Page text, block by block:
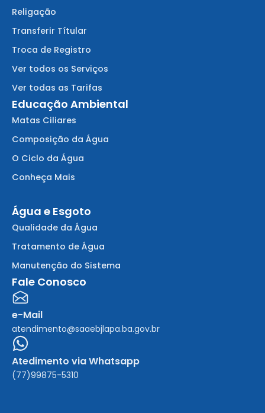
Religação
Transferir Títular
Troca de Registro
Ver todos os Serviços
Ver todas as Tarifas
Educação Ambiental
Matas Ciliares
Composição da Água
O Ciclo da Água
Conheça Mais
Água e Esgoto
Qualidade da Água
Tratamento de Água
Manutenção do Sistema
Fale Conosco
e-Mail
atendimento@saaebjlapa.ba.gov.br
Atedimento via Whatsapp
(77)99875-5310